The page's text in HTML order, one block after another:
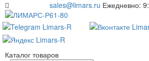
sales@limars.ru Ежедневно:
61-80
Каталог товаров